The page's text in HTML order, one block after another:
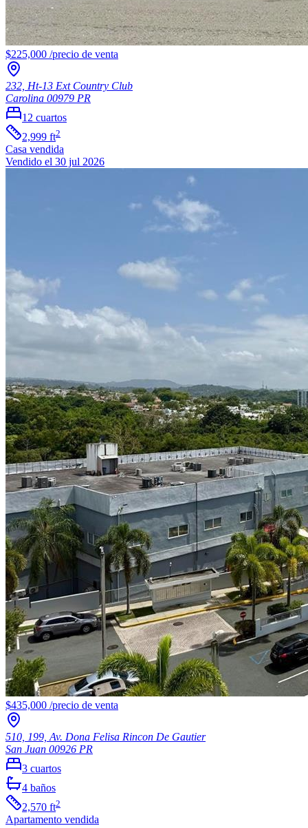
$225,000 /precio de venta
232, Ht-13 Ext Country Club
Carolina 00979 PR
12 cuartos
2,999 ft2
Casa vendida
Vendido el 30 jul 2026
$435,000 /precio de venta
510, 199, Av. Dona Felisa Rincon De Gautier
San Juan 00926 PR
3 cuartos
4 baños
2,570 ft2
Apartamento vendida